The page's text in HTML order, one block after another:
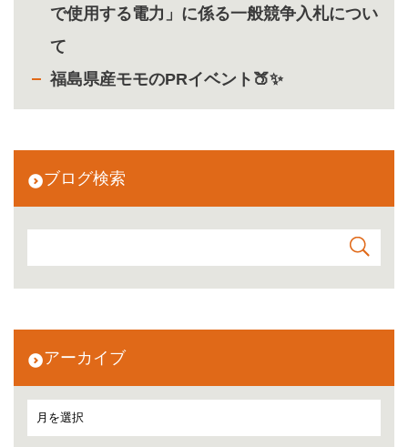
で使用する電力」に係る一般競争入札につい
て
福島県産モモのPRイベント🍑✨
ブログ検索
アーカイブ